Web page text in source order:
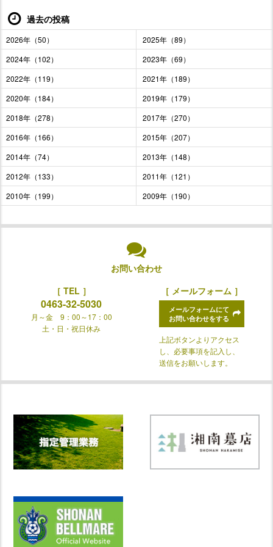
過去の投稿
2026年（50）
2025年（89）
2024年（102）
2023年（69）
2022年（119）
2021年（189）
2020年（184）
2019年（179）
2018年（278）
2017年（270）
2016年（166）
2015年（207）
2014年（74）
2013年（148）
2012年（133）
2011年（121）
2010年（199）
2009年（190）
お問い合わせ
［ TEL ］
0463-32-5030
月～金 9：00～17：00
土・日・祝日休み
［ メールフォーム ］
メールフォームにて
お問い合わせをする
上記ボタンよりアクセス
し、必要事項を記入し、
送信をお願いします。